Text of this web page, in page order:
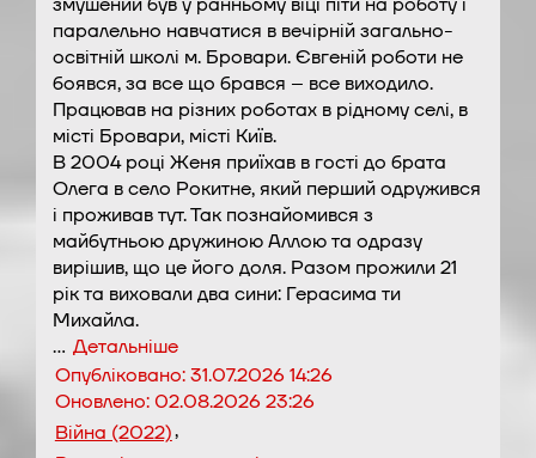
паралельно навчатися в вечірній загально-
освітній школі м. Бровари. Євгеній роботи не
боявся, за все що брався – все виходило.
Працював на різних роботах в рідному селі, в
місті Бровари, місті Київ.
В 2004 році Женя приїхав в гості до брата
Олега в село Рокитне, який перший одружився
і проживав тут. Так познайомився з
майбутньою дружиною Аллою та одразу
вирішив, що це його доля. Разом прожили 21
рік та виховали два сини: Герасима ти
Михайла.
… Детальніше
Опубліковано:31.07.2026 14:26
Оновлено:02.08.2026 23:26
Війна (2022),